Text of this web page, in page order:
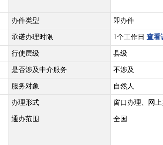
办件类型 即办件
承诺办理时限 1个工作日 查看
行使层级 县级
是否涉及中介服务 不涉及
服务对象 自然人
办理形式 窗口办理、网
通办范围 全国